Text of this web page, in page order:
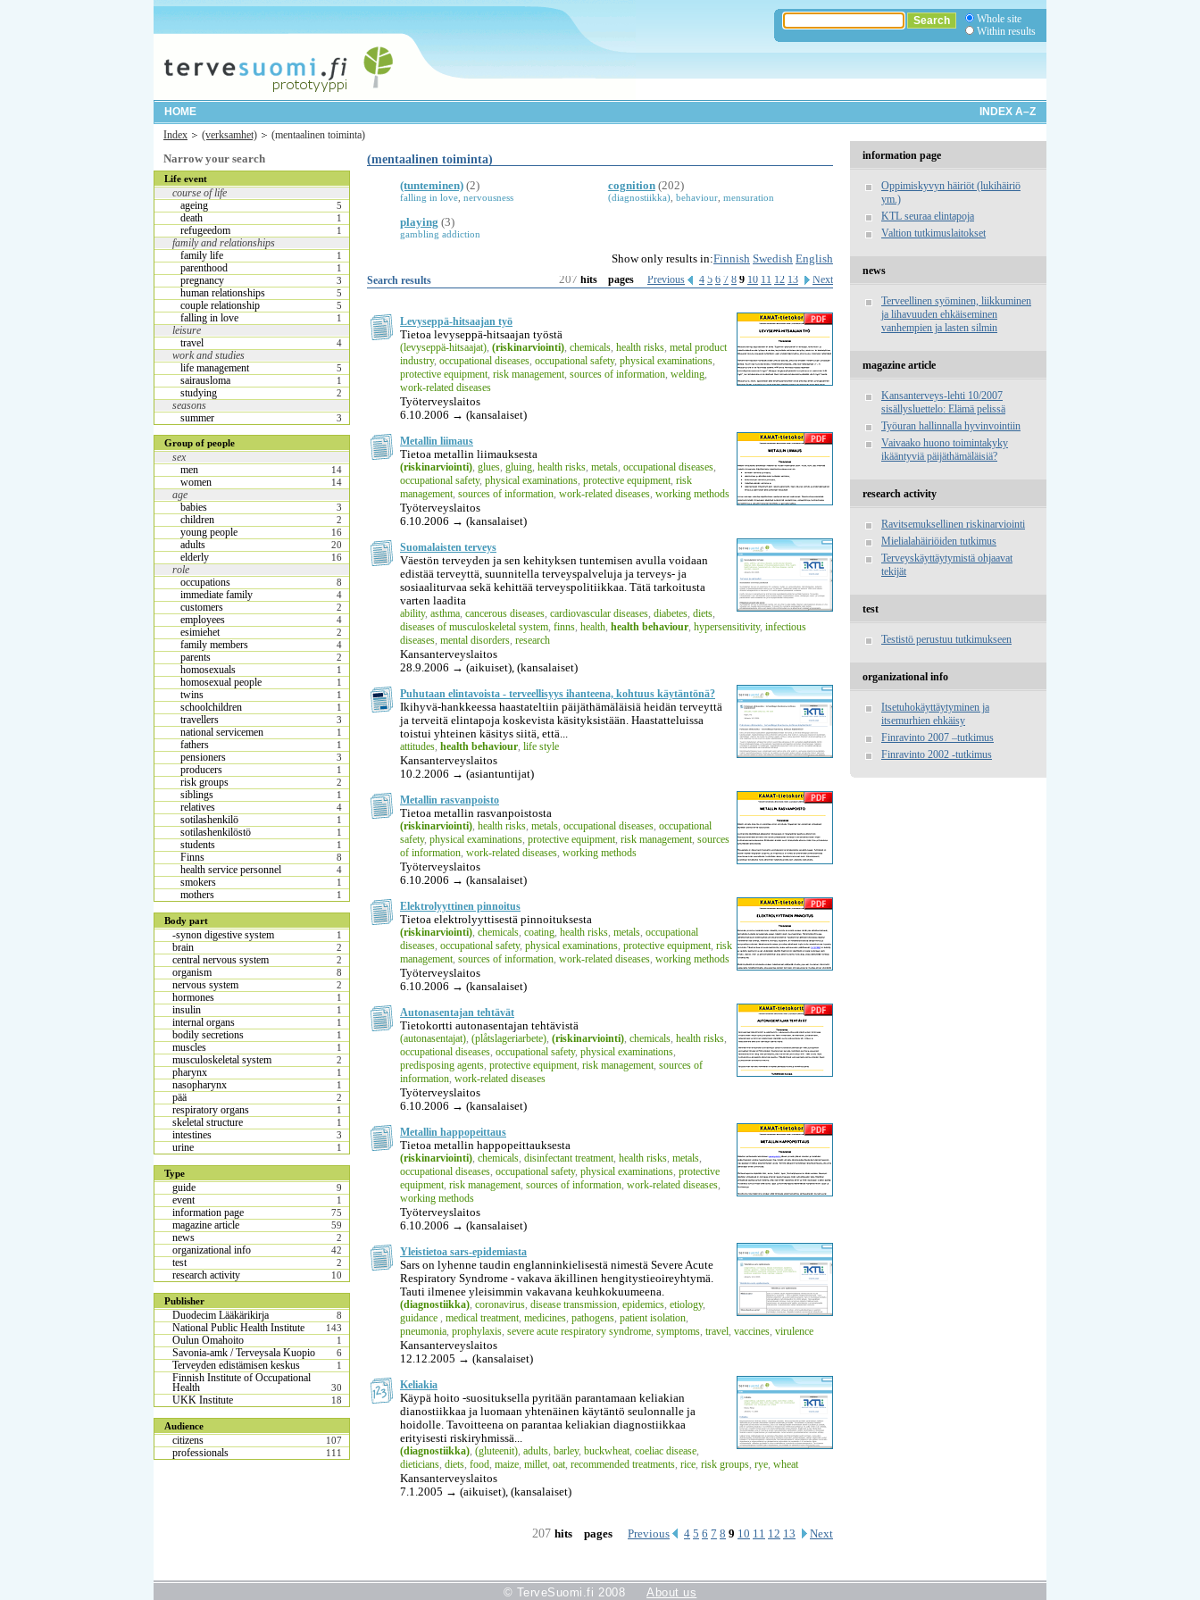
Whole site
Within results
HOME
INDEX A–Z
Index
(verksamhet) (mentaalinen toiminta)
Narrow your search
Life event
course of life
ageing
5
death 1
refugeedom 1
family and relationships
family life
1
parenthood 1
pregnancy 3
human relationships 5
couple relationship 5
falling in love 1
leisure
travel
4
work and studies
life management
5
sairausloma 1
studying 2
seasons
summer
3
Group of people
sex
men
14
women 14
age
babies
3
children 2
young people 16
adults 20
elderly 16
role
occupations
8
immediate family 4
customers 2
employees 4
esimiehet 2
family members 4
parents 2
homosexuals 1
homosexual people 1
twins 1
schoolchildren 1
travellers 3
national servicemen 1
fathers 1
pensioners 3
producers 1
risk groups 2
siblings 1
relatives 4
sotilashenkilö 1
sotilashenkilöstö 1
students 1
Finns 8
health service personnel 4
smokers 1
mothers 1
Body part
-synon digestive system 1
brain 2
central nervous system 2
organism 8
nervous system 2
hormones 1
insulin 1
internal organs 1
bodily secretions 1
muscles 1
musculoskeletal system 2
pharynx 1
nasopharynx 1
pää 2
respiratory organs 1
skeletal structure 1
intestines 3
urine 1
Type
guide 9
event 1
information page 75
magazine article 59
news 2
organizational info 42
test 2
research activity 10
Publisher
Duodecim Lääkärikirja 8
National Public Health Institute 143
Oulun Omahoito 1
Savonia-amk / Terveysala Kuopio 6
Terveyden edistämisen keskus 1
Finnish Institute of Occupational
Health 30
UKK Institute 18
Audience
citizens 107
professionals 111
(mentaalinen toiminta)
(tunteminen) (2)
falling in love nervousness
playing (3)
gambling addiction
cognition(202)
(diagnostiikka), behaviour, mensuration
Show only results in:Finnish Swedish English
Search results 207hits pages Previous 4 5 6 7 8 9 10 11 12 13 Next
Levyseppä-hitsaajan työ
Tietoa levyseppä-hitsaajan työstä
(levyseppä-hitsaajat) (riskinarviointi) chemicals health risks metal product
industry, occupational diseases occupational safety, physical examinations
protective equipment risk management sources of information welding
work-related diseases
Työterveyslaitos
6.10.2006 → (kansalaiset)
Metallin liimaus
Tietoa metallin liimauksesta
(riskinarviointi) glues gluing health risks metals occupational diseases
occupational safety, physical examinations protective equipment risk
management sources of information work-related diseases working methods
Työterveyslaitos
6.10.2006 → (kansalaiset)
Suomalaisten terveys
Väestön terveyden ja sen kehityksen tuntemisen avulla voidaan
edistää terveyttä, suunnitella terveyspalveluja ja terveys- ja
sosiaaliturvaa sekä kehittää terveyspolitiikkaa. Tätä tarkoitusta
varten laadita
ability, asthma cancerous diseases cardiovascular diseases diabetes diets
diseases of musculoskeletal system finns health health behaviour hypersensitivity, infectious
diseases mental disorders research
Kansanterveyslaitos
28.9.2006 → (aikuiset), (kansalaiset)
Puhutaan elintavoista - terveellisyys ihanteena, kohtuus käytäntönä?
Ikihyvä-hankkeessa haastateltiin päijäthämäläisiä heidän terveyttä
ja terveitä elintapoja koskevista käsityksistään. Haastatteluissa
toistui yhteinen käsitys siitä, että...
attitudes health behaviour life style
Kansanterveyslaitos
10.2.2006 → (asiantuntijat)
Metallin rasvanpoisto
Tietoa metallin rasvanpoistosta
(riskinarviointi) health risks metals occupational diseases occupational
safety, physical examinations protective equipment risk management sources
of information work-related diseases working methods
Työterveyslaitos
6.10.2006 → (kansalaiset)
Elektrolyyttinen pinnoitus
Tietoa elektrolyyttisestä pinnoituksesta
(riskinarviointi) chemicals coating health risks metals occupational
diseases occupational safety, physical examinations protective equipment risk
management sources of information work-related diseases working methods
Työterveyslaitos
6.10.2006 → (kansalaiset)
Autonasentajan tehtävät
Tietokortti autonasentajan tehtävistä
(autonasentajat) (plåtslageriarbete) (riskinarviointi) chemicals health risks
occupational diseases occupational safety, physical examinations
predisposing agents protective equipment risk management sources of
information work-related diseases
Työterveyslaitos
6.10.2006 → (kansalaiset)
Metallin happopeittaus
Tietoa metallin happopeittauksesta
(riskinarviointi) chemicals disinfectant treatment health risks metals
occupational diseases occupational safety, physical examinations protective
equipment risk management sources of information work-related diseases
working methods
Työterveyslaitos
6.10.2006 → (kansalaiset)
Yleistietoa sars-epidemiasta
Sars on lyhenne taudin englanninkielisestä nimestä Severe Acute
Respiratory Syndrome - vakava äkillinen hengitystieoireyhtymä.
Tauti ilmenee yleisimmin vakavana keuhkokuumeena.
(diagnostiikka) coronavirus disease transmission epidemics etiology,
guidance
medical treatment medicines pathogens patient isolation
pneumonia prophylaxis severe acute respiratory syndrome symptoms travel vaccines virulence
Kansanterveyslaitos
12.12.2005 → (kansalaiset)
Keliakia
Käypä hoito -suosituksella pyritään parantamaan keliakian
dianostiikkaa ja luomaan yhtenäinen käytäntö seulonnalle ja
hoidolle. Tavoitteena on parantaa keliakian diagnostiikkaa
erityisesti riskiryhmissä...
(diagnostiikka) (gluteenit) adults barley, buckwheat coeliac disease
dieticians diets food maize millet oat recommended treatments rice risk groups rye wheat
Kansanterveyslaitos
7.1.2005 → (aikuiset), (kansalaiset)
207hits pages Previous 4 5 6 7 8 9 10 11 12 13 Next
information page
Oppimiskyvyn häiriöt (lukihäiriö
ym.)
KTL seuraa elintapoja
Valtion tutkimuslaitokset
news
Terveellinen syöminen, liikkuminen
ja lihavuuden ehkäiseminen
vanhempien ja lasten silmin
magazine article
Kansanterveys-lehti 10/2007
sisällysluettelo: Elämä pelissä
Työuran hallinnalla hyvinvointiin
Vaivaako huono toimintakyky
ikääntyviä päijäthämäläisiä?
research activity
Ravitsemuksellinen riskinarviointi
Mielialahäiriöiden tutkimus
Terveyskäyttäytymistä ohjaavat
tekijät
test
Testistö perustuu tutkimukseen
organizational info
Itsetuhokäyttäytyminen ja
itsemurhien ehkäisy
Finravinto 2007 –tutkimus
Finravinto 2002 -tutkimus
© TerveSuomi.fi 2008 About us